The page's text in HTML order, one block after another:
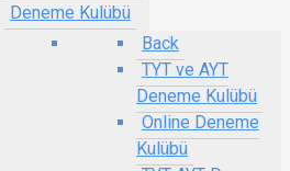
Deneme Kulübü
Back
TYT ve AYT
Deneme Kulübü
Online Deneme
Kulübü